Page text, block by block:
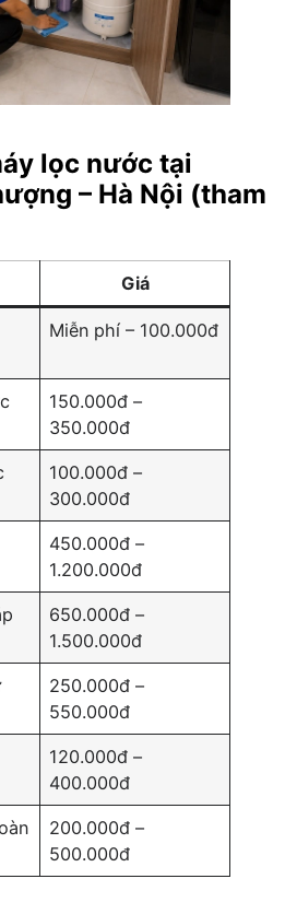
lọc nước tại
– Hà Nội (tham
Giá
Miễn phí – 100.000đ
150.000đ –
350.000đ
100.000đ –
300.000đ
450.000đ –
1.200.000đ
650.000đ –
1.500.000đ
250.000đ –
550.000đ
120.000đ –
400.000đ
200.000đ –
500.000đ